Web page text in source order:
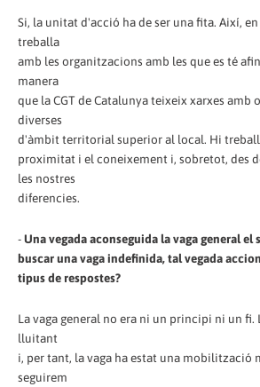
Si, la unitat d'acció ha de ser una fita. Així,
treballa
amb les organitzacions amb les que es té
manera
que la CGT de Catalunya teixeix xarxes amb
diverses
d'àmbit territorial superior al local. Hi
proximitat i el coneixement i, sobretot, des
les nostres
diferencies.
-Una vegada aconseguida la vaga general el
buscar una vaga indefinida, tal vegada
tipus de respostes?
La vaga general no era ni un principi ni un fi.
lluitant
i, per tant, la vaga ha estat una mobilització
seguirem